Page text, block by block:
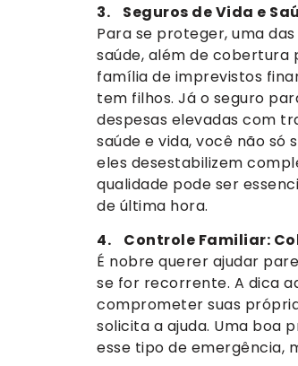
3. Seguros de Vida e
Para se proteger, uma
saúde, além de cobertura
família de imprevistos
tem filhos. Já o seguro
despesas elevadas com
saúde e vida, você não
eles desestabilizem
qualidade pode ser
de última hora.
4. Controle Familiar:
É nobre querer ajudar
se for recorrente. A dica
comprometer suas
solicita a ajuda. Uma boa
esse tipo de emergência,